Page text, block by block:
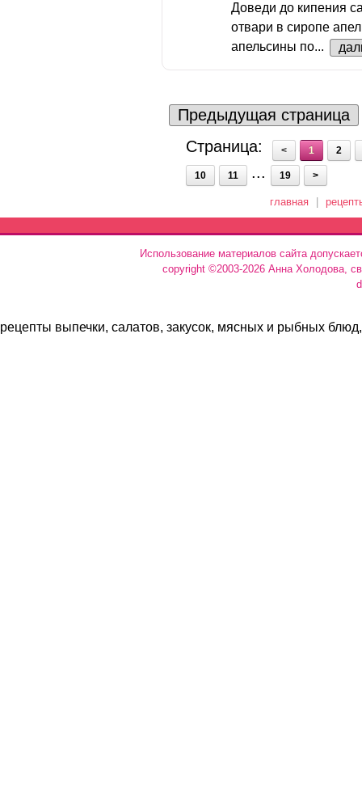
Доведи до кипения
отвари в сиропе
апельсины по...
Предыдущая страница
Страница:
< 1 2
10 11 ... 19 >
главная
Использование материалов сайта
copyright ©2003-2026 Анна Холодова,
рецепты выпечки, салатов, закусок, мясных и рыбных